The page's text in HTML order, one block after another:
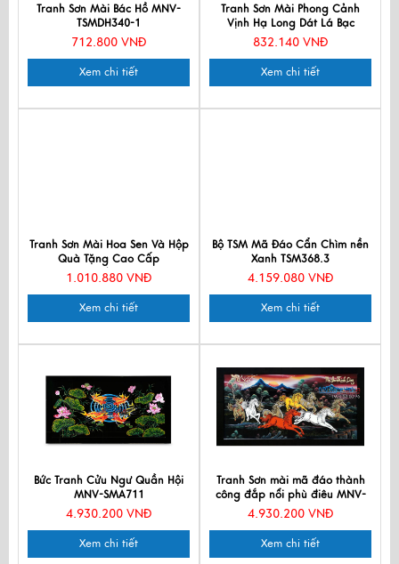
Tranh Sơn Mài Bác Hồ MNV-
TSMDH340-1
712.800 VNĐ
Xem chi tiết
Tranh Sơn Mài Phong Cảnh
Vịnh Hạ Long Dát Lá Bạc
25x35cm tsm2535.3
832.140 VNĐ
Xem chi tiết
Tranh Sơn Mài Hoa Sen Và Hộp
Quà Tặng Cao Cấp
TBL34/17K3-4
1.010.880 VNĐ
Xem chi tiết
Bộ TSM Mã Đáo Cẩn Chìm nền
Xanh TSM368.3
4.159.080 VNĐ
Xem chi tiết
Bức Tranh Cửu Ngư Quần Hội
MNV-SMA711
4.930.200 VNĐ
Xem chi tiết
Tranh Sơn mài mã đáo thành
công đắp nổi phù điêu MNV-
TSM7138-3
4.930.200 VNĐ
Xem chi tiết